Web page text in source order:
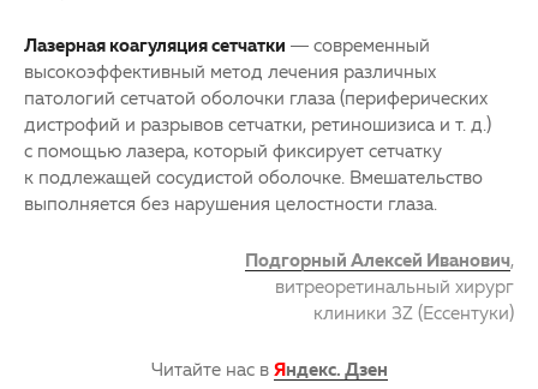
Лазерная коагуляциясетчатки — современный
высокоэффективный метод лечения различных
патологий сетчатой оболочки глаза (периферических
дистрофий и разрывов сетчатки, ретиношизиса и т. д.)
с помощью лазера, который фиксирует сетчатку
к подлежащей сосудистой оболочке. Вмешательство
выполняется без нарушения целостности глаза.
Подгорный Алексей Иванович,
витреоретинальный хирург
клиники 3Z (Ессентуки)
Читайте нас в Яндекс. Дзен